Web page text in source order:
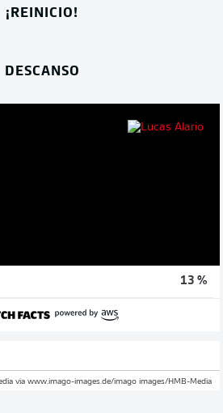
¡REINICIO!
DESCANSO
13 %
via www.imago-images.de/imago images/HMB-Media